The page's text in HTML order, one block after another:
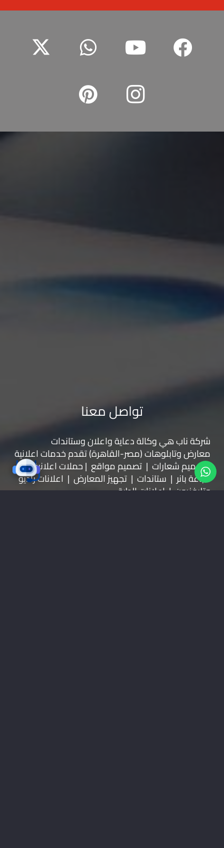
تواصل معنا
شركة ناب هي وكالة دعاية واعلان وستاندات
معارضوتابلوهات(مصر-القاهرة) تقدم خدمات اعلانية
( تصميم شعارات | تصميم مواقع | حملات اعلانية |
طباعة بانر | ستاندات | تجهيز المعارض | اعلانات راديو
وتليفزيون | اعلانات الطرق